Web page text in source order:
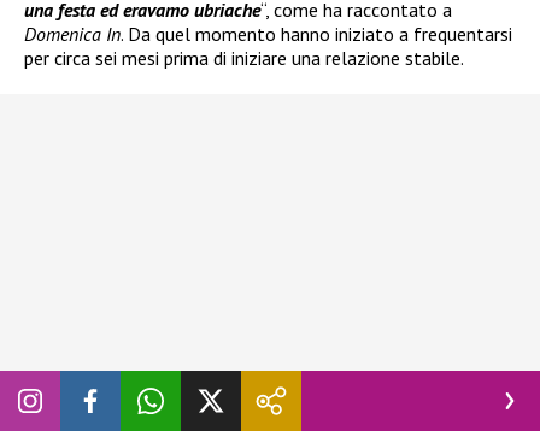
una festa ed eravamo ubriache“, come ha raccontato a
Domenica In. Da quel momento hanno iniziato a frequentarsi
per circa sei mesi prima di iniziare una relazione stabile.